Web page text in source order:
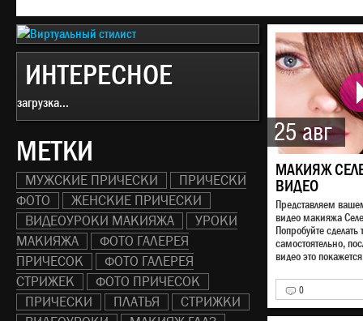
ИНТЕРЕСНОЕ
загрузка...
МЕТКИ
МУЖСКИЕ ПРИЧЕСКИ
ПРИЧЕСКИ
ФОТО
ЖЕНСКИЕ ПРИЧЕСКИ
ВИДЕОУРОКИ МАКИЯЖА
УРОКИ
МАКИЯЖА
ФОТО ГАЛЕРЕЯ
ПРИЧЕСОК
ФОТО ГАЛЕРЕЯ
СТРИЖЕК
ФОТО ПРИЧЕСОК
ПРИЧЕСКИ
ПЛАТЬЯ
СТРИЖКИ
25 авг
МАКИЯЖ
ВИДЕО
Представляем
видео макияжа
Попробуйте
самостоятельно,
видео это
0